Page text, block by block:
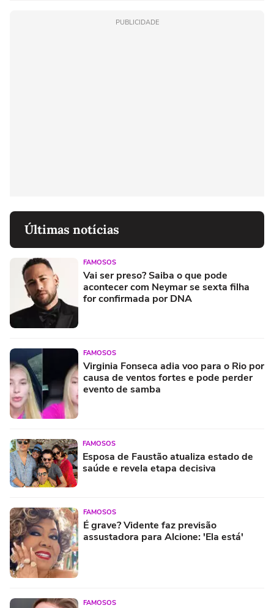
PUBLICIDADE
Últimas notícias
FAMOSOS
Vai ser preso? Saiba o que pode
acontecer com Neymar se sexta filha
for confirmada por DNA
FAMOSOS
Virginia Fonseca adia voo para o Rio por
causa de ventos fortes e pode perder
evento de samba
FAMOSOS
Esposa de Faustão atualiza estado de
saúde e revela etapa decisiva
FAMOSOS
É grave? Vidente faz previsão
assustadora para Alcione: 'Ela está'
FAMOSOS